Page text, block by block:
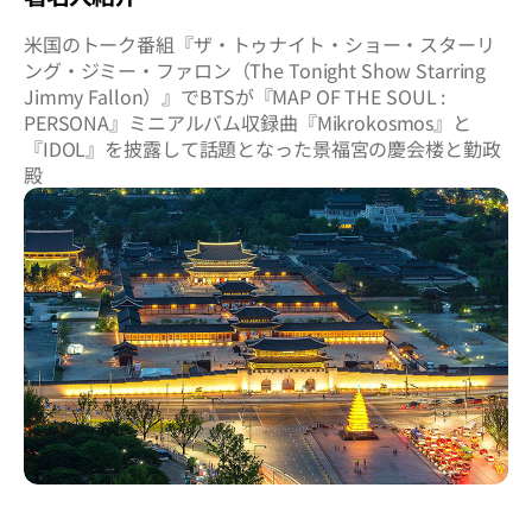
米国のトーク番組『ザ・トゥナイト・ショー・スターリ
ング・ジミー・ファロン（The Tonight Show Starring
Jimmy Fallon）』でBTSが『MAP OF THE SOUL :
PERSONA』ミニアルバム収録曲『Mikrokosmos』と
『IDOL』を披露して話題となった景福宮の慶会楼と勤政
殿